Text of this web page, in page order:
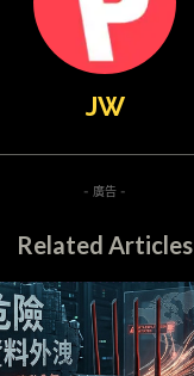
JW
- 廣告 -
Related Articles